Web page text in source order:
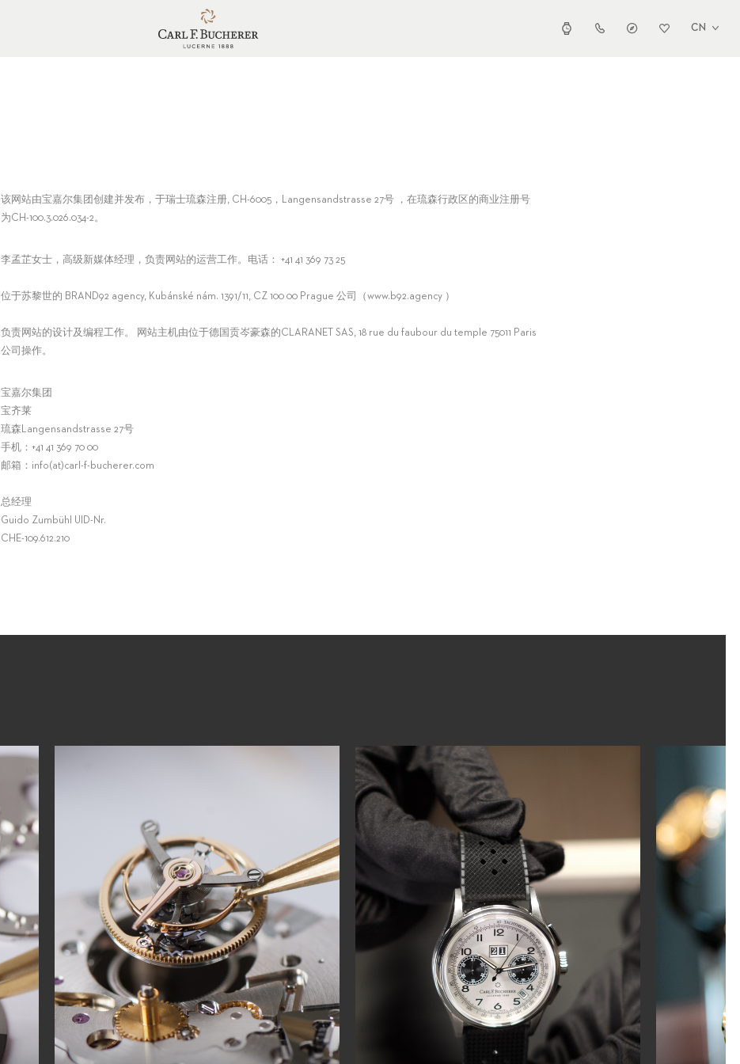
CN
该网站由宝嘉尔集团创建并发布，于瑞士琉森注册, CH-6005，Langensandstrasse 27号 ，在琉森行政区的商业注册号
为CH-100.3.026.034-2。
李孟芷女士，高级新媒体经理，负责网站的运营工作。电话： +41 41 369 73 25
位于苏黎世的 BRAND92 agency, Kubánské nám. 1391/11, CZ 100 00 Prague 公司（www.b92.agency ）
负责网站的设计及编程工作。 网站主机由位于德国贡岑豪森的CLARANET SAS, 18 rue du faubour du temple 75011 Paris
公司操作。
宝嘉尔集团
宝齐莱
琉森 Langensandstrasse 27号
手机：+41 41 369 70 00
邮箱： info(at)carl-f-bucherer.com
总经理
Guido Zumbühl UID-Nr.
CHE-109.612.210